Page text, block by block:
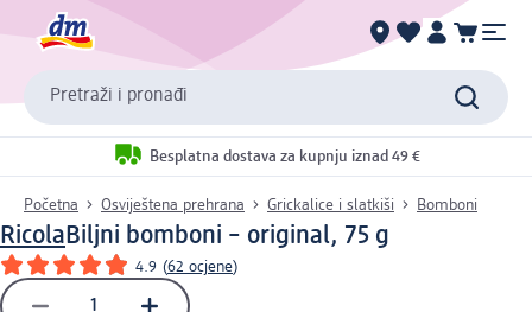
Pretraži i pronađi
Besplatna dostava za kupnju iznad 49 €
Početna Osviještena prehrana Grickalice i slatkiši Bomboni
RicolaBiljni bomboni – original, 75 g
4.9 (62 ocjene)